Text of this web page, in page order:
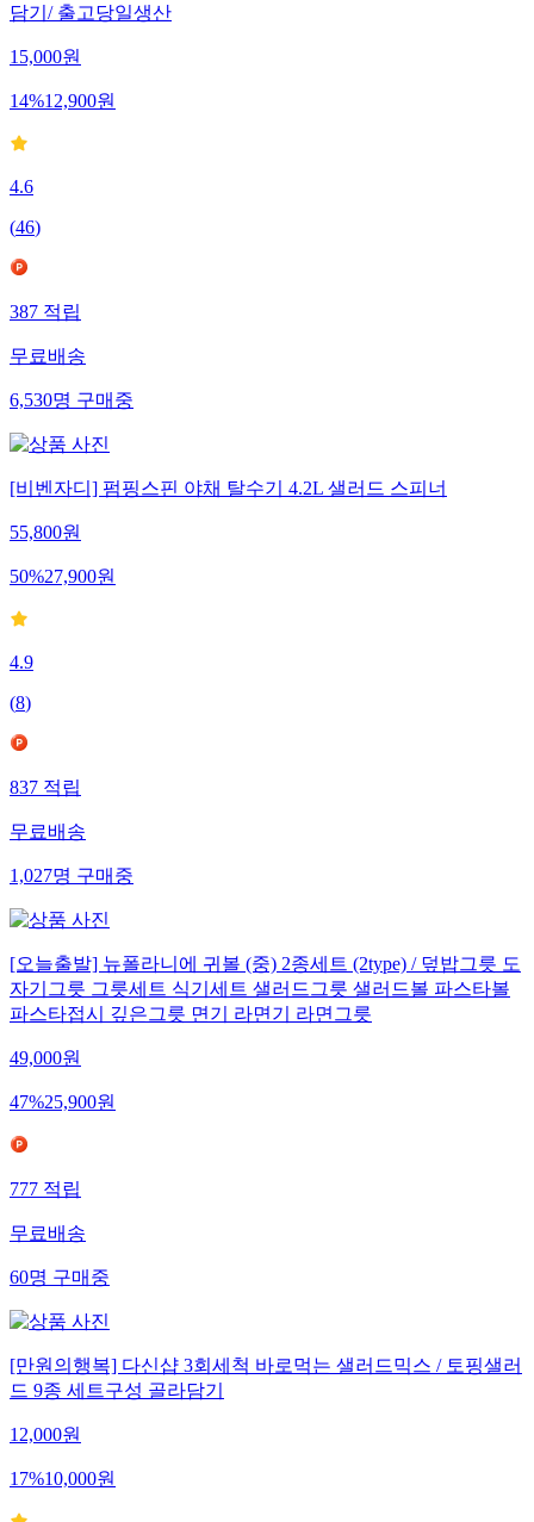
담기/ 출고당일생산
15,000원
14%12,900원
4.6
(46)
387적립
무료배송
6,530명구매중
[비벤자디] 펌핑스핀 야채 탈수기 4.2L 샐러드 스피너
55,800원
50%27,900원
4.9
(8)
837적립
무료배송
1,027명구매중
[오늘출발] 뉴폴라니에 귀볼 (중) 2종세트 (2type) / 덮밥그릇 도
자기그릇 그릇세트 식기세트 샐러드그릇 샐러드볼 파스타볼
파스타접시 깊은그릇 면기 라면기 라면그릇
49,000원
47%25,900원
777적립
무료배송
60명구매중
[만원의행복] 다신샵 3회세척 바로먹는 샐러드믹스 / 토핑샐러
드 9종 세트구성 골라담기
12,000원
17%10,000원